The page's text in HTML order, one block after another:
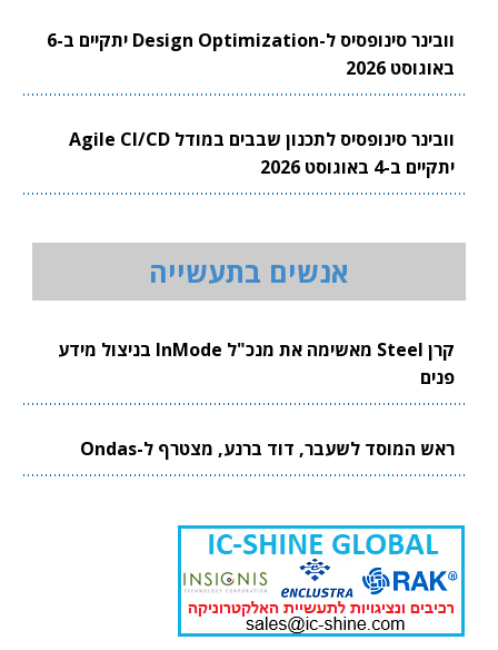
וובינר סינופסיס ל-Design Optimization יתקיים ב-6
באוגוסט 2026
וובינר סינופסיס לתכנון שבבים במודל Agile CI/CD
יתקיים ב-4 באוגוסט 2026
אנשים בתעשייה
קרן Steel מאשימה את מנכ"ל InMode בניצול מידע
פנים
ראש המוסד לשעבר, דוד ברנע, מצטרף ל-Ondas